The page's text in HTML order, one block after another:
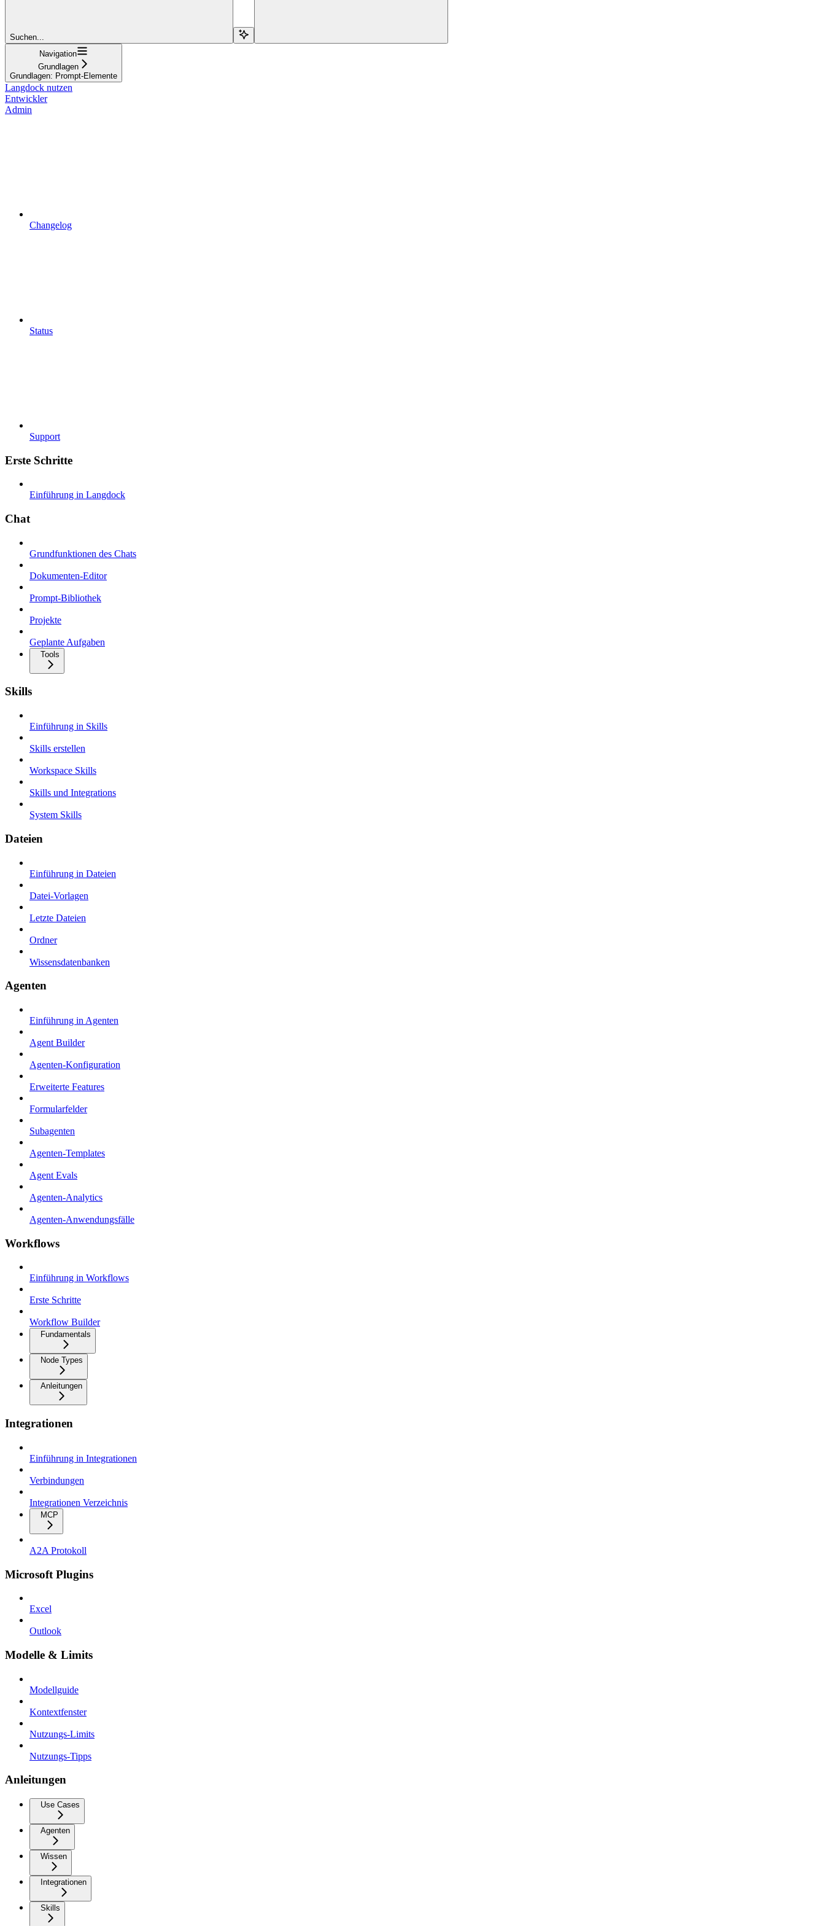
Suchen...
Navigation
Grundlagen
Grundlagen: Prompt-Elemente
Langdock nutzen
Entwickler
Admin
Changelog
Status
Support
Erste Schritte
Einführung in Langdock
Chat
Grundfunktionen des Chats
Dokumenten-Editor
Prompt-Bibliothek
Projekte
Geplante Aufgaben
Tools
Skills
Einführung in Skills
Skills erstellen
Workspace Skills
Skills und Integrations
System Skills
Dateien
Einführung in Dateien
Datei-Vorlagen
Letzte Dateien
Ordner
Wissensdatenbanken
Agenten
Einführung in Agenten
Agent Builder
Agenten-Konfiguration
Erweiterte Features
Formularfelder
Subagenten
Agenten-Templates
Agent Evals
Agenten-Analytics
Agenten-Anwendungsfälle
Workflows
Einführung in Workflows
Erste Schritte
Workflow Builder
Fundamentals
Node Types
Anleitungen
Integrationen
Einführung in Integrationen
Verbindungen
Integrationen Verzeichnis
MCP
A2A Protokoll
Microsoft Plugins
Excel
Outlook
Modelle & Limits
Modellguide
Kontextfenster
Nutzungs-Limits
Nutzungs-Tipps
Anleitungen
Use Cases
Agenten
Wissen
Integrationen
Skills